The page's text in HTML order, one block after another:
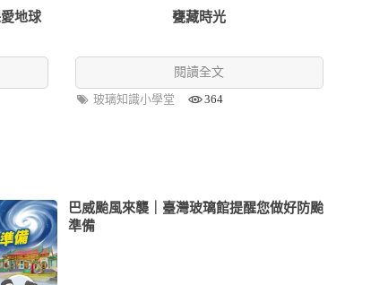
地球
甕藏時光
閱讀全文
玻璃知識小學堂
364
巴威颱風來襲｜臺灣玻璃館提醒您做好防颱
準備